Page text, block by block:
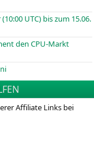
UTC) bis zum 15.06.
den CPU-Markt
Affiliate Links bei